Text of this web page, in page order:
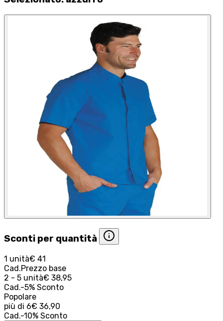
Sconti per quantità
1 unità€ 41
Cad.Prezzo base
2 - 5 unità€ 38,95
Cad.-5% Sconto
Popolare
più di 6€ 36,90
Cad.-10% Sconto